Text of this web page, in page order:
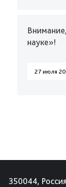
науке»!
27 июля
350044,